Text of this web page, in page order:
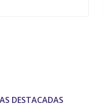
DESTACADAS